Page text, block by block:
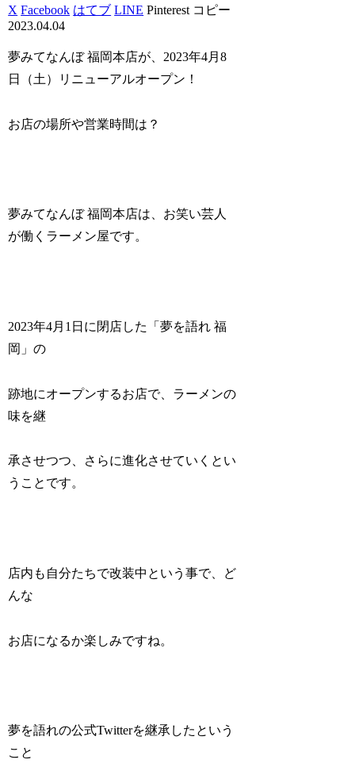
X Facebook はてブ LINE Pinterest コピー
2023.04.04
夢みてなんぼ 福岡本店が、2023年4月8
日（土）リニューアルオープン！
お店の場所や営業時間は？
夢みてなんぼ 福岡本店は、お笑い芸人
が働くラーメン屋です。
2023年4月1日に閉店した「夢を語れ 福
岡」の
跡地にオープンするお店で、ラーメンの
味を継
承させつつ、さらに進化させていくとい
うことです。
店内も自分たちで改装中という事で、ど
んな
お店になるか楽しみですね。
夢を語れの公式Twitterを継承したという
こと